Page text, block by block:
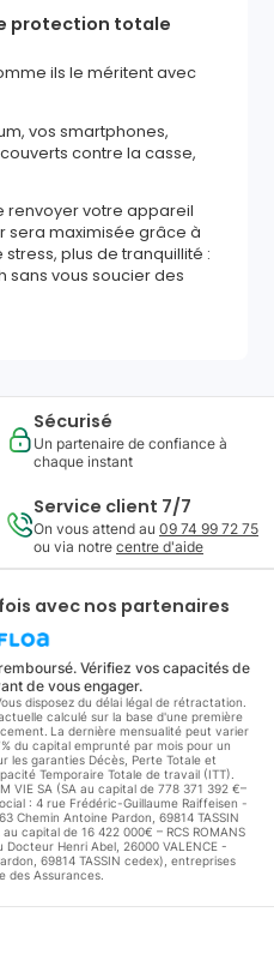
protection totale
ils le méritent avec
vos smartphones,
contre la casse,
renvoyer votre appareil
sera maximisée grâce à
plus de tranquillité :
sans vous soucier des
Sécurisé
Un partenaire de confiance à
chaque instant
Service client 7/7
On vous attend au 09 74 99 72 75
ou via notre centre d'aide
avec nos partenaires
Vérifiez vos capacités de
de vous engager.
disposez du délai légal de rétractation.
calculé sur la base d'une première
La dernière mensualité peut varier
du capital emprunté par mois pour un
les garanties Décès, Perte Totale et
Temporaire Totale de travail (ITT).
VIE SA (SA au capital de 778 371 392 €–
: 4 rue Frédéric-Guillaume Raiffeisen -
Chemin Antoine Pardon, 69814 TASSIN
au capital de 16 422 000€ – RCS ROMANS
Henri Abel, 26000 VALENCE -
69814 TASSIN cedex), entreprises
des Assurances.